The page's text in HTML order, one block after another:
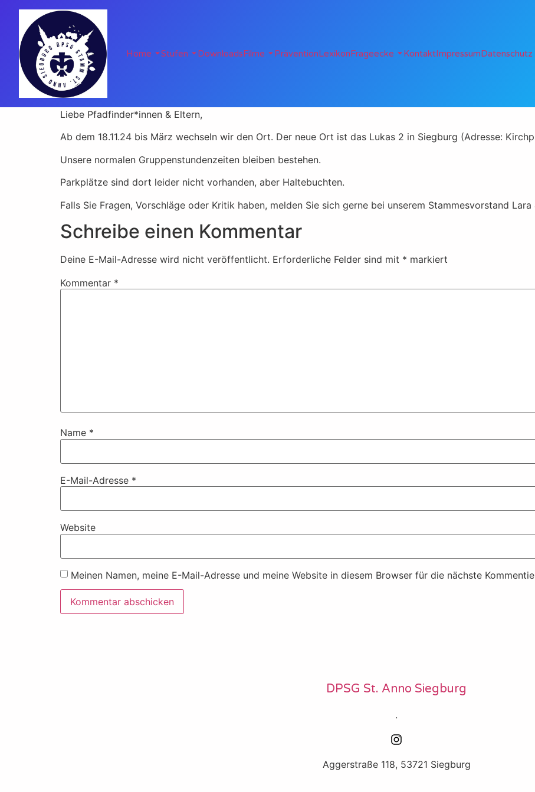
Home Stufen DownloadsFilme PräventionLexikonFrageecke KontaktImpressumDatenschutz
Liebe Pfadfinder*innen & Eltern,
Ab dem 18.11.24 bis März wechseln wir den Ort. Der neue Ort ist das Lukas 2 in Siegburg (Adresse:
Unsere normalen Gruppenstundenzeiten bleiben bestehen.
Parkplätze sind dort leider nicht vorhanden, aber Haltebuchten.
Falls Sie Fragen, Vorschläge oder Kritik haben, melden Sie sich gerne bei unserem Stammesvorstand Lara
Schreibe einen Kommentar
Deine E-Mail-Adresse wird nicht veröffentlicht. Erforderliche Felder sind mit * markiert
Kommentar *
Name *
E-Mail-Adresse *
Website
Meinen Namen, meine E-Mail-Adresse und meine Website in diesem Browser für die nächste
DPSG St. Anno Siegburg
.
Aggerstraße 118, 53721 Siegburg